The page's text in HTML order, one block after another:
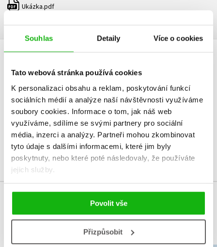
Souhlas Detaily Více o cookies
Tato webová stránka používá cookies
K personalizaci obsahu a reklam, poskytování funkcí
sociálních médií a analýze naší návštěvnosti využíváme
soubory cookies. Informace o tom, jak náš web
využíváme, sdílíme se svými partnery pro sociální
média, inzerci a analýzy. Partneři mohou zkombinovat
tyto údaje s dalšími informacemi, které jim byly
poskytnuty, nebo které poté následovaly, že používáte
jejich služby.
Povolit vše
Přizpůsobit
PDF Ukázka.pdf
V současné době nejsou vytvořena žádná uživatelská hodnocení.
Vaše hodnocení
Uživatelskou recenzi mohou vkládat pouze registrovaní uživatelé
Přihlásit
MOHLO BY VÁS TAKÉ ZAJÍMAT